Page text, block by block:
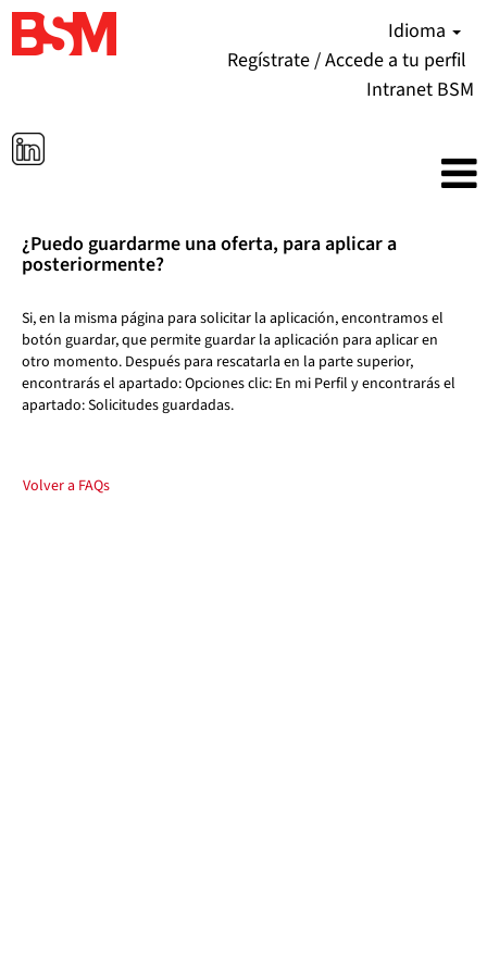
Idioma
Regístrate / Accede a tu perfil
Intranet BSM
¿Puedo guardarme una oferta, para aplicar a
posteriormente?
Si, en la misma página para solicitar la aplicación, encontramos el
botón guardar, que permite guardar la aplicación para aplicar en
otro momento. Después para rescatarla en la parte superior,
encontrarás el apartado: Opciones clic: En mi Perfil y encontrarás el
apartado: Solicitudes guardadas.
Volver a FAQs